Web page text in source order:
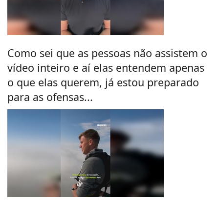
Como sei que as pessoas não assistem o
vídeo inteiro e aí elas entendem apenas
o que elas querem, já estou preparado
para as ofensas...